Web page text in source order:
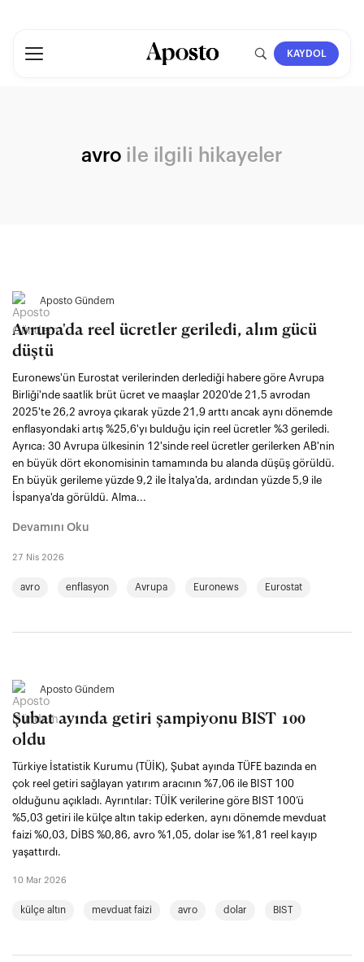
KAYDOL
avro ile ilgili hikayeler
Aposto Gündem
Avrupa'da reel ücretler geriledi, alım gücü
düştü
Euronews'ün Eurostat verilerinden derlediği habere göre Avrupa
Birliği'nde saatlik brüt ücret ve maaşlar 2020'de 21,5 avrodan
2025'te 26,2 avroya çıkarak yüzde 21,9 arttı ancak aynı dönemde
enflasyondaki artış %25,6'yı bulduğu için reel ücretler %3 geriledi.
Ayrıca: 30 Avrupa ülkesinin 12'sinde reel ücretler gerilerken AB'nin
en büyük dört ekonomisinin tamamında bu alanda düşüş görüldü.
En büyük gerileme yüzde 9,2 ile İtalya'da, ardından yüzde 5,9 ile
İspanya'da görüldü. Alma...
Devamını Oku
27 Nis 2026
avro enflasyon Avrupa Euronews Eurostat
Aposto Gündem
Şubat ayında getiri şampiyonu BIST 100
oldu
Türkiye İstatistik Kurumu (TÜİK), Şubat ayında TÜFE bazında en
çok reel getiri sağlayan yatırım aracının %7,06 ile BIST 100
olduğunu açıkladı. Ayrıntılar: TÜİK verilerine göre BIST 100’ü
%5,03 getiri ile külçe altın takip ederken, aynı dönemde mevduat
faizi %0,03, DİBS %0,86, avro %1,05, dolar ise %1,81 reel kayıp
yaşattırdı.
10 Mar 2026
külçe altın mevduat faizi avro dolar BIST